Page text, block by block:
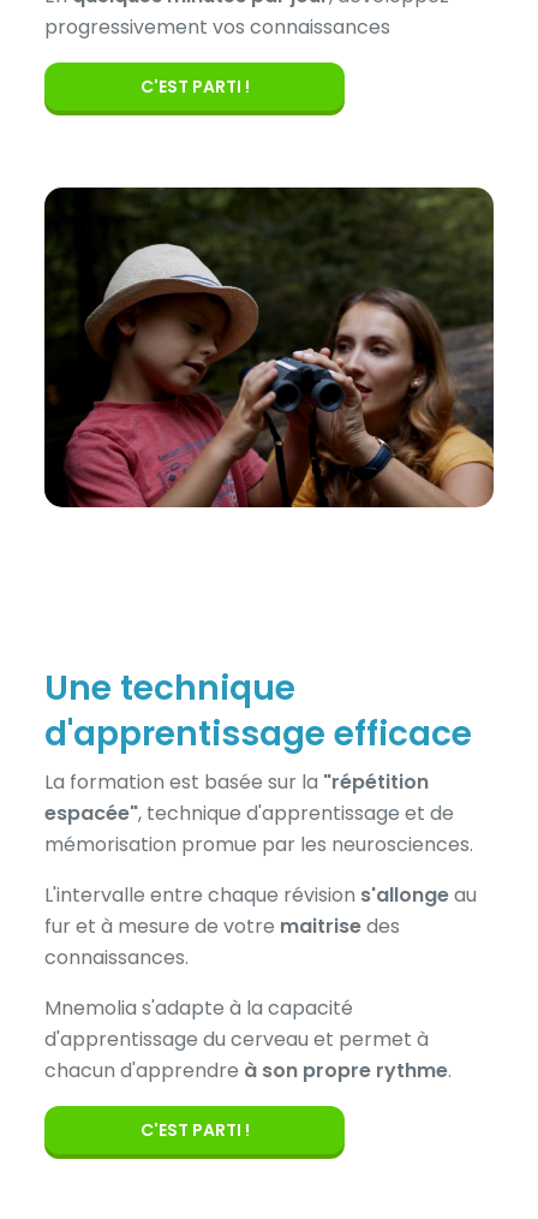
progressivement vos connaissances
C'EST PARTI !
Une technique
d'apprentissage efficace
La formation est basée sur la "répétition
espacée", technique d'apprentissage et de
mémorisation promue par les neurosciences.
L'intervalle entre chaque révision s'allongeau
fur et à mesure de votre maitrisedes
connaissances.
Mnemolia s'adapte à la capacité
d'apprentissage du cerveau et permet à
chacun d'apprendre à son propre rythme.
C'EST PARTI !